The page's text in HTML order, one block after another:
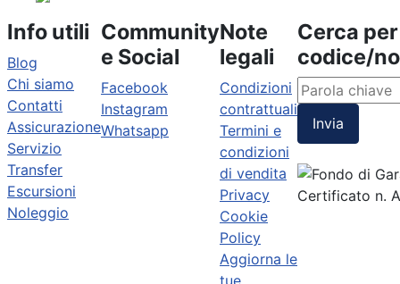
Info utili
Blog
Chi siamo
Contatti
Assicurazione
Servizio
Transfer
Escursioni
Noleggio
Community
e Social
Facebook
Instagram
Whatsapp
Note
legali
Condizioni
contrattuali
Termini e
condizioni
di vendita
Privacy
Cookie
Policy
Aggiorna le
tue
Cerca per
codice/
Invia
Certificato n.